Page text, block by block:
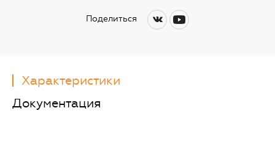
Поделиться
Характеристики
Документация